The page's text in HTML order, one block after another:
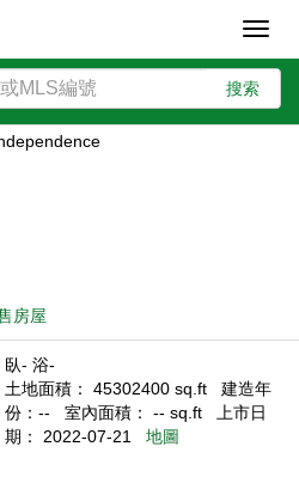
搜索
房屋
臥- 浴-
土地面積： 45302400 sq.ft
建造年
份：--
室內面積： -- sq.ft
上市日
期： 2022-07-21
地圖